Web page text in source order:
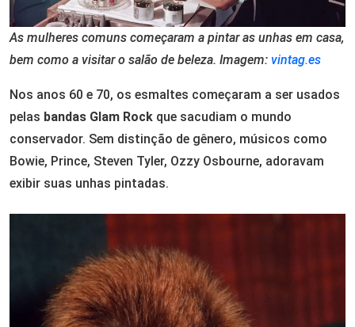
As mulheres comuns começaram a pintar as unhas em casa,
bem como a visitar o salão de beleza. Imagem: vintag.es
Nos anos 60 e 70, os esmaltes começaram a ser usados
pelas bandas Glam Rock que sacudiam o mundo
conservador. Sem distinção de gênero, músicos como
Bowie, Prince, Steven Tyler, Ozzy Osbourne, adoravam
exibir suas unhas pintadas.